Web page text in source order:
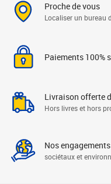
Proche de vous
Localiser un bureau
Paiements 100%
Livraison offerte
Hors livres et hors
Nos engagements
sociétaux et